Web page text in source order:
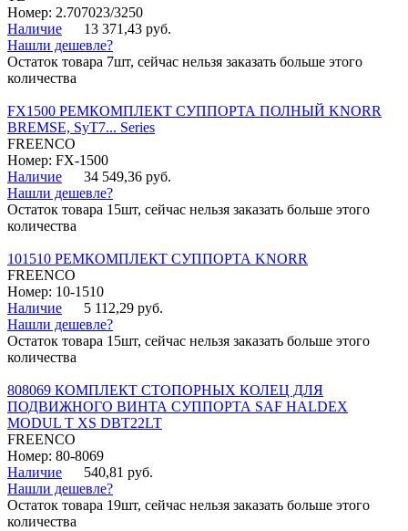
Номер: 2.707023/3250
Наличие
13 371,43 руб.
Нашли дешевле?
Остаток товара 7шт, сейчас нельзя заказать больше этого
количества
FX1500 РЕМКОМПЛЕКТ СУППОРТА ПОЛНЫЙ KNORR
BREMSE, SyT7... Series
FREENCO
Номер: FX-1500
Наличие
34 549,36 руб.
Нашли дешевле?
Остаток товара 15шт, сейчас нельзя заказать больше этого
количества
101510 РЕМКОМПЛЕКТ СУППОРТА KNORR
FREENCO
Номер: 10-1510
Наличие
5 112,29 руб.
Нашли дешевле?
Остаток товара 15шт, сейчас нельзя заказать больше этого
количества
808069 КОМПЛЕКТ СТОПОРНЫХ КОЛЕЦ ДЛЯ
ПОДВИЖНОГО ВИНТА СУППОРТА SAF HALDEX
MODUL T XS DBT22LT
FREENCO
Номер: 80-8069
Наличие
540,81 руб.
Нашли дешевле?
Остаток товара 19шт, сейчас нельзя заказать больше этого
количества